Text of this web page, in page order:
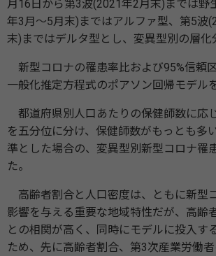
月16日から第3波(2021年2月末)までは野
年3月～5月末)まではアルファ型、第5波
末)まではデルタ型とし、変異型別の層化
新型コロナの罹患率比および95%信頼
一般化推定方程式のポアソン回帰モデル
都道府県別人口あたりの保健師数に応
を五分位に分け、保健師数がもっとも多
準とした場合の、変異型別新型コロナ罹
た。
高齢者割合と人口密度は、ともに新型
影響を与える重要な地域特性だが、高齢
との相関が高く、同時にモデルに投入す
ため、先に高齢者割合、第3次産業労働